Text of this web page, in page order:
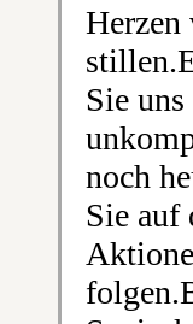
Herzen
Sie
noch
Sie auf